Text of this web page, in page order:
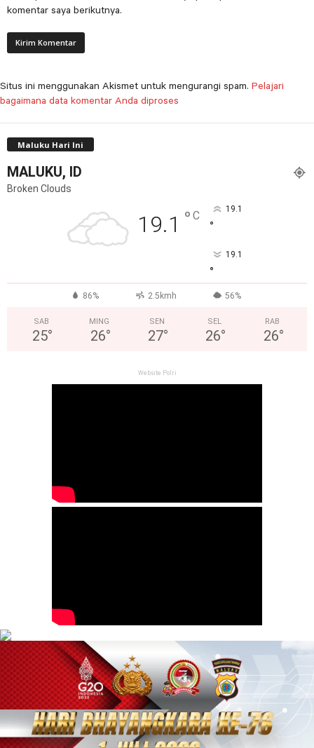
komentar saya berikutnya.
Situs ini menggunakan Akismet untuk mengurangi spam. Pelajari
bagaimana data komentar Anda diproses
Maluku Hari Ini
MALUKU, ID
Broken Clouds
19.1 ° C 19.1
°
19.1
°
86% 2.5kmh 56%
SAB
25°
MING
26°
SEN
27°
SEL
26°
RAB
26°
Website Polri